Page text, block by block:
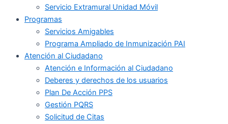
Servicio Extramural Unidad Móvil
Programas
Servicios Amigables
Programa Ampliado de Inmunización PAI
Atención al Ciudadano
Atención e Información al Ciudadano
Deberes y derechos de los usuarios
Plan De Acción PPS
Gestión PQRS
Solicitud de Citas